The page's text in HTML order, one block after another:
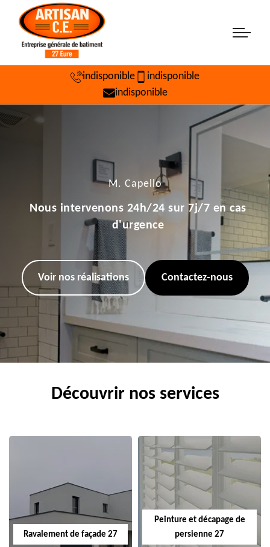
indisponible
indisponible
indisponible
M. Capello
Nous intervenons 24h/24 sur 7j/7 en cas
d'urgence
Voir nos réalisations Contactez-nous
Découvrir nos services
Ravalement de façade 27
Peinture et décapage de
persienne 27